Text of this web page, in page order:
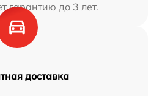
гарантию до 3 лет.
доставка